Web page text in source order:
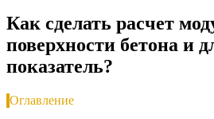
Как сделать расчет
поверхности бетона и
показатель?
Оглавление